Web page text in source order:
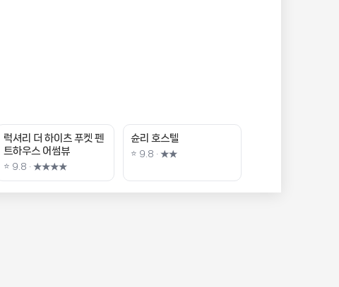
럭셔리 더 하이츠 푸켓 펜
트하우스 어썸뷰
⭐ 9.8 · ★★★★
슌리 호스텔
⭐ 9.8 · ★★